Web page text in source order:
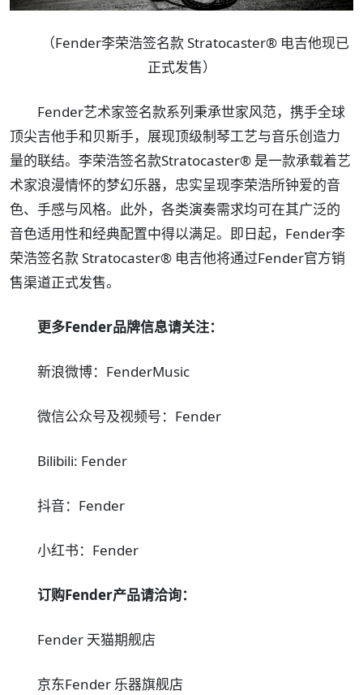
（Fender李荣浩签名款 Stratocaster® 电吉他现已
正式发售）
Fender艺术家签名款系列秉承世家风范，携手全球
顶尖吉他手和贝斯手，展现顶级制琴工艺与音乐创造力
量的联结。李荣浩签名款Stratocaster® 是一款承载着艺
术家浪漫情怀的梦幻乐器，忠实呈现李荣浩所钟爱的音
色、手感与风格。此外，各类演奏需求均可在其广泛的
音色适用性和经典配置中得以满足。即日起，Fender李
荣浩签名款 Stratocaster® 电吉他将通过Fender官方销
售渠道正式发售。
更多Fender品牌信息请关注：
新浪微博：FenderMusic
微信公众号及视频号：Fender
Bilibili: Fender
抖音：Fender
小红书：Fender
订购Fender产品请洽询：
Fender 天猫期舰店
京东Fender 乐器旗舰店